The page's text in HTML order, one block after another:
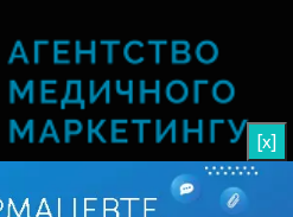
[x]